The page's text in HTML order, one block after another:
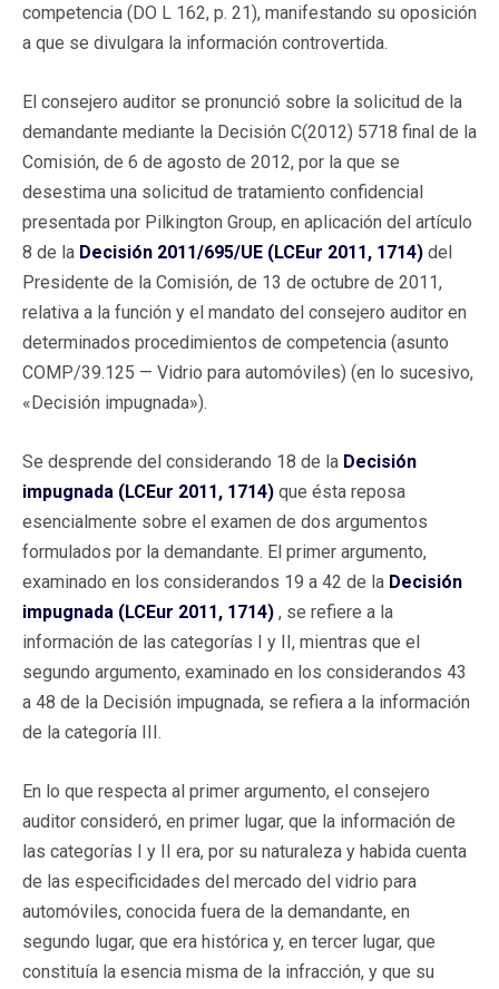
competencia (DO L 162, p. 21), manifestando su oposición
a que se divulgara la información controvertida.
El consejero auditor se pronunció sobre la solicitud de la
demandante mediante la Decisión C(2012) 5718 final de la
Comisión, de 6 de agosto de 2012, por la que se
desestima una solicitud de tratamiento confidencial
presentada por Pilkington Group, en aplicación del artículo
8 de la Decisión 2011/695/UE (LCEur 2011, 1714) del
Presidente de la Comisión, de 13 de octubre de 2011,
relativa a la función y el mandato del consejero auditor en
determinados procedimientos de competencia (asunto
COMP/39.125 — Vidrio para automóviles) (en lo sucesivo,
«Decisión impugnada»).
Se desprende del considerando 18 de la Decisión
impugnada (LCEur 2011, 1714) que ésta reposa
esencialmente sobre el examen de dos argumentos
formulados por la demandante. El primer argumento,
examinado en los considerandos 19 a 42 de la Decisión
impugnada (LCEur 2011, 1714) , se refiere a la
información de las categorías I y II, mientras que el
segundo argumento, examinado en los considerandos 43
a 48 de la Decisión impugnada, se refiera a la información
de la categoría III.
En lo que respecta al primer argumento, el consejero
auditor consideró, en primer lugar, que la información de
las categorías I y II era, por su naturaleza y habida cuenta
de las especificidades del mercado del vidrio para
automóviles, conocida fuera de la demandante, en
segundo lugar, que era histórica y, en tercer lugar, que
constituía la esencia misma de la infracción, y que su